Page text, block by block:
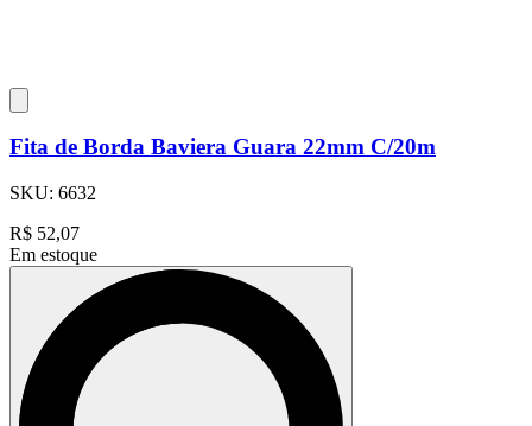
Fita de Borda Baviera Guara 22mm C/20m
SKU: 6632
R$ 52,07
Em estoque